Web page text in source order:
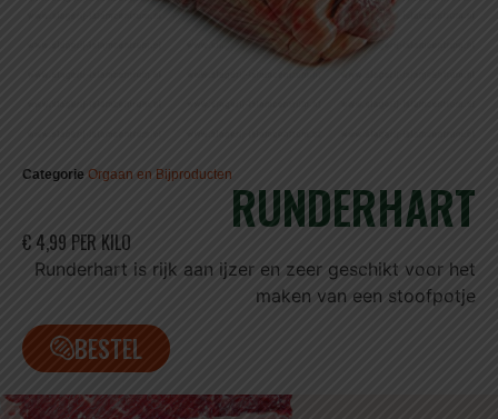
Categorie Orgaan en BijproductenRUNDERHART
€ 4,99 PER KILO
Runderhart is rijk aan ijzer en zeer geschikt voor het
maken van een stoofpotje
BESTEL